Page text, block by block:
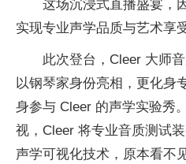
这场沉浸式直播盛宴，
实现专业声学品质与艺术享
此次登台，Cleer 大师
以钢琴家身份亮相，更化身
身参与 Cleer 的声学实验秀
视，Cleer 将专业音质测试
声学可视化技术，原本看不